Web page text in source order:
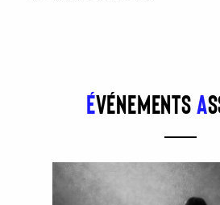
Événementsa